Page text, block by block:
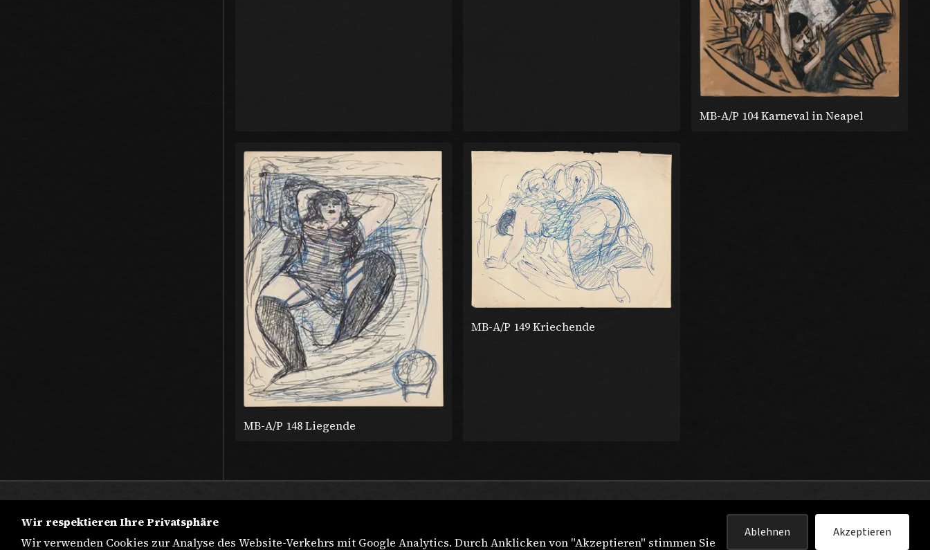
MB-A/P 104 Karneval in Neapel
MB-A/P 148 Liegende
MB-A/P 149 Kriechende
Wir respektieren Ihre Privatsphäre
Wir verwenden Cookies zur Analyse des Website-Verkehrs mit Google Analytics. Durch Anklicken von "Akzeptieren" stimmen Sie
Ablehnen Akzeptieren